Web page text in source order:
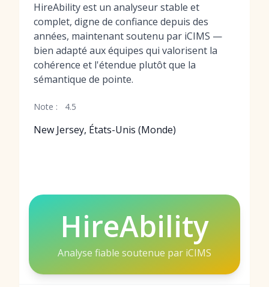
HireAbility est un analyseur stable et
complet, digne de confiance depuis des
années, maintenant soutenu par iCIMS —
bien adapté aux équipes qui valorisent la
cohérence et l'étendue plutôt que la
sémantique de pointe.
Note : 4.5
New Jersey, États-Unis (Monde)
HireAbility
Analyse fiable soutenue par iCIMS